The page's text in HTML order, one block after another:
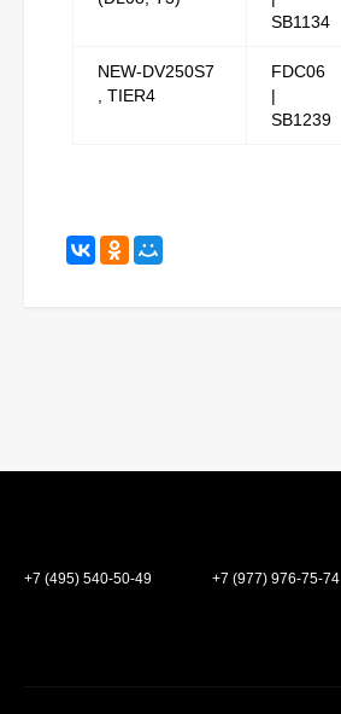
SB1134
NEW-DV250S7
, TIER4
FDC06
|
SB1239
+7 (495) 540-50-49 +7 (977) 976-75-74